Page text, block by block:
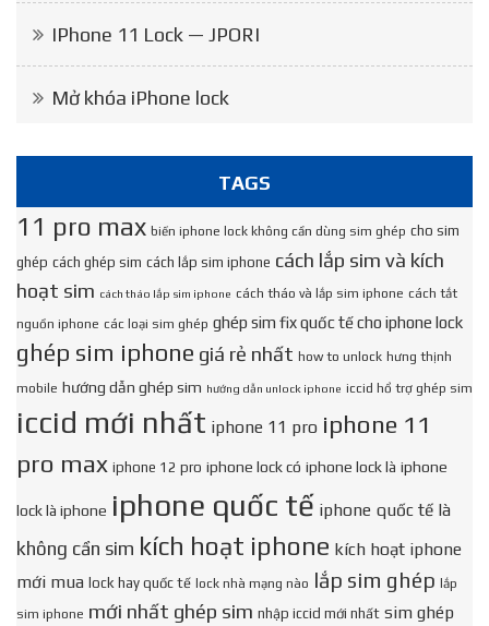
IPhone 11 Lock — JPORI
Mở khóa iPhone lock
TAGS
11 pro max biến iphone lock không cần dùng sim ghép cho sim
ghép cách ghép sim cách lắp sim iphone cách lắp sim và kích
hoạt sim cách tháo lắp sim iphone cách tháo và lắp sim iphone cách tắt
nguồn iphone các loại sim ghép ghép sim fix quốc tế cho iphone lock
ghép sim iphone giá rẻ nhất how to unlock hưng thịnh
mobile hướng dẫn ghép sim hướng dẫn unlock iphone iccid hổ trợ ghép sim
iccid mới nhất iphone 11 pro iphone 11
pro max iphone 12 pro iphone lock có iphone lock là iphone
lock là iphone iphone quốc tế iphone quốc tế là
không cần sim kích hoạt iphone kích hoạt iphone
mới mua lock hay quốc tế lock nhà mạng nào lắp sim ghép lắp
sim iphone mới nhất ghép sim nhập iccid mới nhất sim ghép